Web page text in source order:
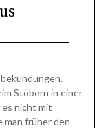
Stöbern in einer
nicht mit
man früher den